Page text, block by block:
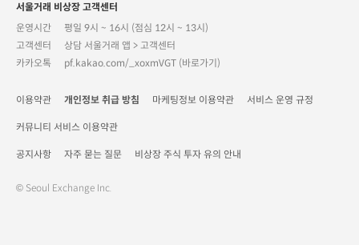
서울거래 비상장 고객센터
운영시간
평일 9시 ~ 16시 (점심 12시 ~ 13시)
고객센터
상담 서울거래 앱 > 고객센터
카카오톡
pf.kakao.com/_xoxmVGT (바로가기)
이용약관 개인정보 취급 방침 마케팅정보 이용약관 서비스 운영 규정
커뮤니티 서비스 이용약관
공지사항 자주 묻는 질문 비상장 주식 투자 유의 안내
© Seoul Exchange Inc.